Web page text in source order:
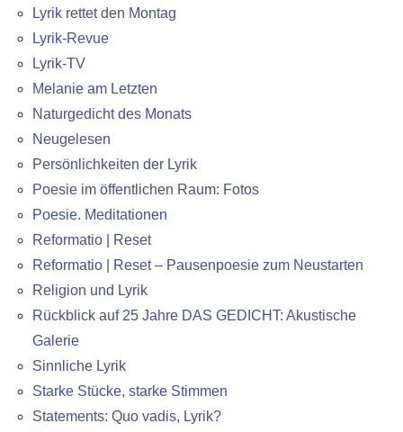
Lyrik rettet den Montag
Lyrik-Revue
Lyrik-TV
Melanie am Letzten
Naturgedicht des Monats
Neugelesen
Persönlichkeiten der Lyrik
Poesie im öffentlichen Raum: Fotos
Poesie. Meditationen
Reformatio | Reset
Reformatio | Reset – Pausenpoesie zum Neustarten
Religion und Lyrik
Rückblick auf 25 Jahre DAS GEDICHT: Akustische
Galerie
Sinnliche Lyrik
Starke Stücke, starke Stimmen
Statements: Quo vadis, Lyrik?